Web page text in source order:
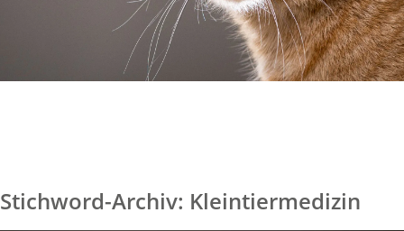
Stichword-Archiv: Kleintiermedizin